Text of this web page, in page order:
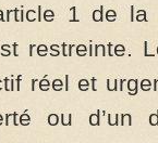
1 de la
restreinte.
réel et
ou